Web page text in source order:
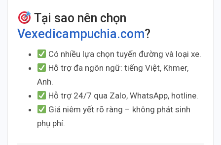
Tại sao nên chọn
Vexedicampuchia.com?
Có nhiều lựa chọn tuyến đường và loại xe.
Hỗ trợ đa ngôn ngữ: tiếng Việt, Khmer,
Anh.
Hỗ trợ 24/7 qua Zalo, WhatsApp, hotline.
Giá niêm yết rõ ràng – không phát sinh
phụ phí.